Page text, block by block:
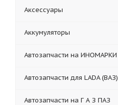
Аксессуары
Аккумуляторы
Автозапчасти на ИНОМАРКИ
Автозапчасти для LADA (ВАЗ)
Автозапчасти на Г А З ПАЗ